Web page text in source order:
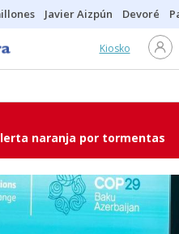
Javier Aizpún Devoré
Kiosko
naranja por tormentas